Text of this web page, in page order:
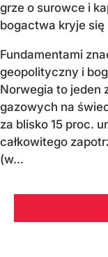
grze o surowce i
bogactwa kryje się
Fundamentami
geopolityczny i
Norwegia to jeden
gazowych na
za blisko 15 proc.
całkowitego
(w...